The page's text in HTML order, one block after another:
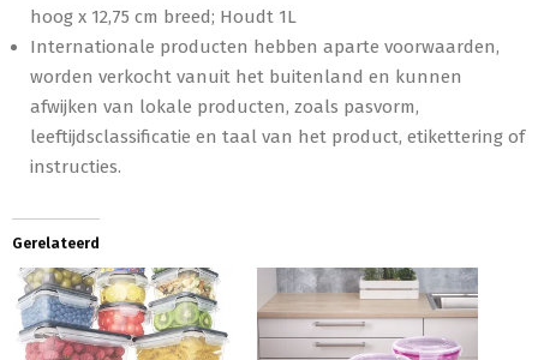
hoog x 12,75 cm breed; Houdt 1L
Internationale producten hebben aparte voorwaarden,
worden verkocht vanuit het buitenland en kunnen
afwijken van lokale producten, zoals pasvorm,
leeftijdsclassificatie en taal van het product, etikettering of
instructies.
Gerelateerd